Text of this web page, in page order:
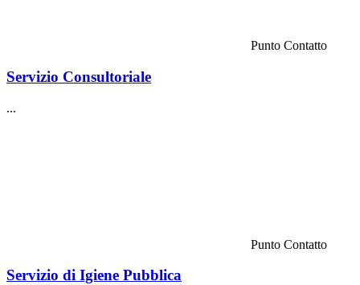
Punto Contatto
Servizio Consultoriale
...
Punto Contatto
Servizio di Igiene Pubblica